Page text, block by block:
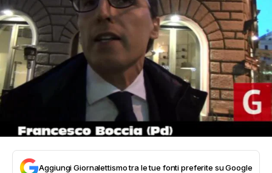
Aggiungi Giornalettismo tra le tue fonti preferite su Google